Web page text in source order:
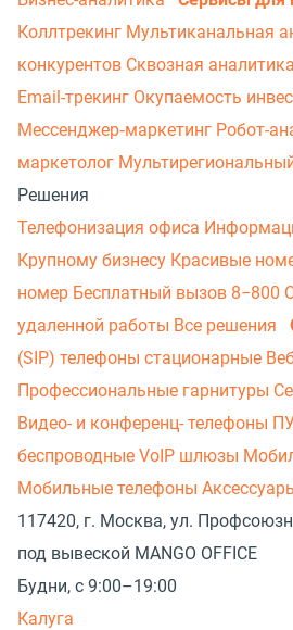
Коллтрекинг Мультиканальная
конкурентов Сквозная аналитика
Email-трекинг Окупаемость
Мессенджер‑маркетинг Робот-
маркетолог
Решения
Телефонизация офиса
Крупному бизнесу Красивые
номер Бесплатный вызов 8−800
удаленной работы Все решения
(SIP) телефоны стационарные
Профессиональные гарнитуры
Видео- и конференц- телефоны
беспроводные VoIP шлюзы
Мобильные телефоны
117420, г. Москва, ул.
под вывеской MANGO OFFICE
Будни, с 9:00–19:00
Калуга